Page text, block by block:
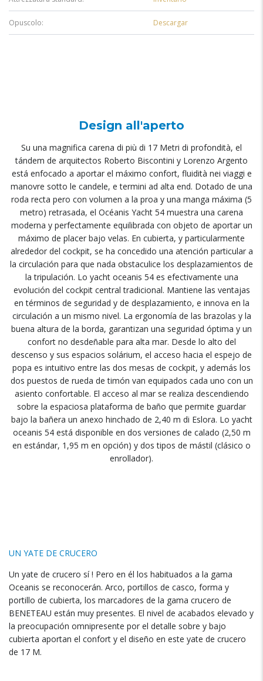
Opuscolo: Descargar
Design all'aperto
Su una magnifica carena di più di 17 Metri di profondità, el
tándem de arquitectos Roberto Biscontini y Lorenzo Argento
está enfocado a aportar el máximo confort, fluidità nei viaggi e
manovre sotto le candele, e termini ad alta end. Dotado de una
roda recta pero con volumen a la proa y una manga máxima (5
metro) retrasada, el Océanis Yacht 54 muestra una carena
moderna y perfectamente equilibrada con objeto de aportar un
máximo de placer bajo velas. En cubierta, y particularmente
alrededor del cockpit, se ha concedido una atención particular a
la circulación para que nada obstaculice los desplazamientos de
la tripulación. Lo yacht oceanis 54 es efectivamente una
evolución del cockpit central tradicional. Mantiene las ventajas
en términos de seguridad y de desplazamiento, e innova en la
circulación a un mismo nivel. La ergonomía de las brazolas y la
buena altura de la borda, garantizan una seguridad óptima y un
confort no desdeñable para alta mar. Desde lo alto del
descenso y sus espacios solárium, el acceso hacia el espejo de
popa es intuitivo entre las dos mesas de cockpit, y además los
dos puestos de rueda de timón van equipados cada uno con un
asiento confortable. El acceso al mar se realiza descendiendo
sobre la espaciosa plataforma de baño que permite guardar
bajo la bañera un anexo hinchado de 2,40 m di Eslora. Lo yacht
oceanis 54 está disponible en dos versiones de calado (2,50 m
en estándar, 1,95 m en opción) y dos tipos de mástil (clásico o
enrollador).
UN YATE DE CRUCERO
Un yate de crucero sí! Pero en él los habituados a la gama
Oceanis se reconocerán. Arco, portillos de casco, forma y
portillo de cubierta, los marcadores de la gama crucero de
BENETEAU están muy presentes. El nivel de acabados elevado y
la preocupación omnipresente por el detalle sobre y bajo
cubierta aportan el confort y el diseño en este yate de crucero
de 17 M.